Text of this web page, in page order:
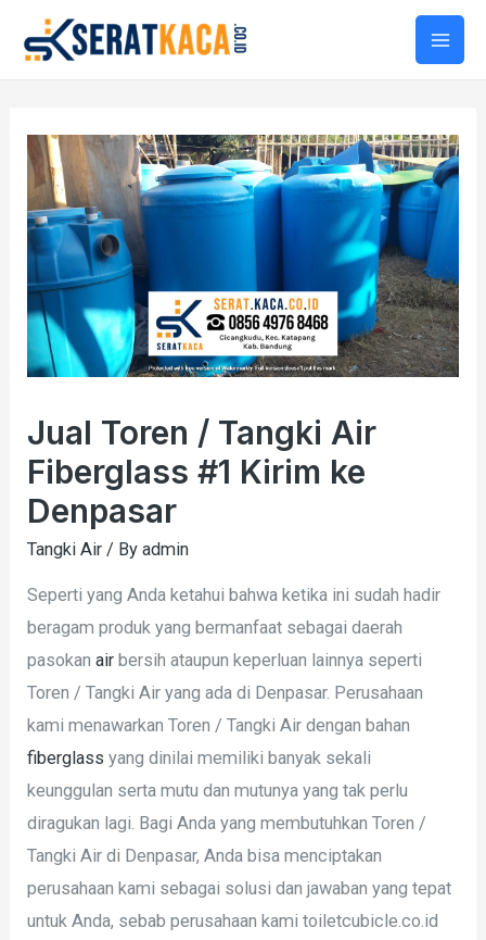
Jual Toren / Tangki Air
Fiberglass #1 Kirim ke
Denpasar
Tangki Air / Byadmin
Seperti yang Anda ketahui bahwa ketika ini sudah hadir
beragam produk yang bermanfaat sebagai daerah
pasokanair bersih ataupun keperluan lainnya seperti
Toren / Tangki Air yang ada di Denpasar. Perusahaan
kami menawarkan Toren / Tangki Air dengan bahan
fiberglass yang dinilai memiliki banyak sekali
keunggulan serta mutu dan mutunya yang tak perlu
diragukan lagi. Bagi Anda yang membutuhkan Toren /
Tangki Air di Denpasar, Anda bisa menciptakan
perusahaan kami sebagai solusi dan jawaban yang tepat
untuk Anda, sebab perusahaan kami toiletcubicle.co.id